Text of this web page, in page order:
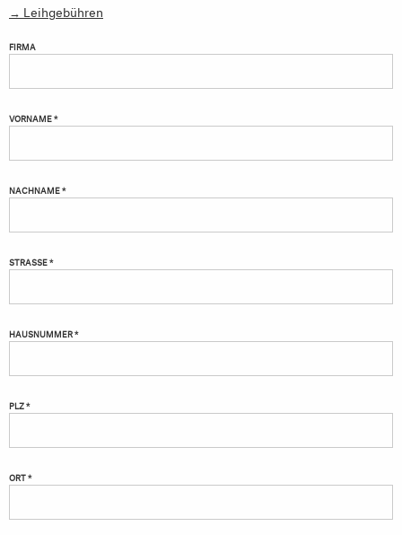
→ Leihgebühren
FIRMA
VORNAME *
NACHNAME *
STRASSE *
HAUSNUMMER *
PLZ *
ORT *